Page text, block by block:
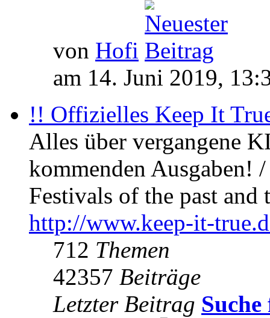
von Hofi
am 14. Juni 2019,
!! Offizielles Keep It
Alles über vergangene
kommenden Ausgaben!
Festivals of the past
http://www.keep-it-
712 Themen
42357 Beiträge
Letzter Beitrag